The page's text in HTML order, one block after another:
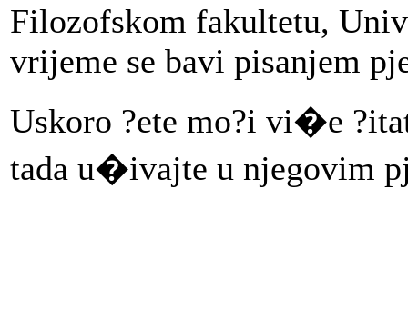
Filozofskom fakultetu,
vrijeme se bavi pisanjem
Uskoro ?ete mo?i vi�e
tada u�ivajte u njegovim